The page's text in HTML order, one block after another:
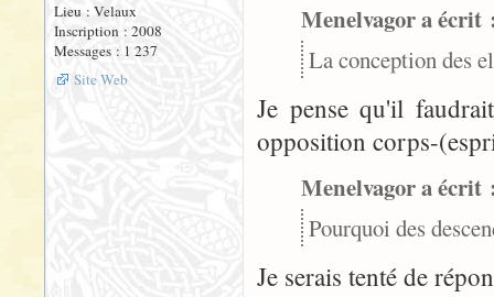
Lieu : Velaux
Inscription : 2008
Messages : 1 237
Site Web
Menelvagor a écrit
La conception des
Je pense qu'il
opposition corps-
Menelvagor a écrit
Pourquoi des
Je serais tenté de